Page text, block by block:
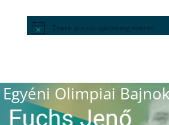
There are no upcoming events.
Egyéni Olimpiai